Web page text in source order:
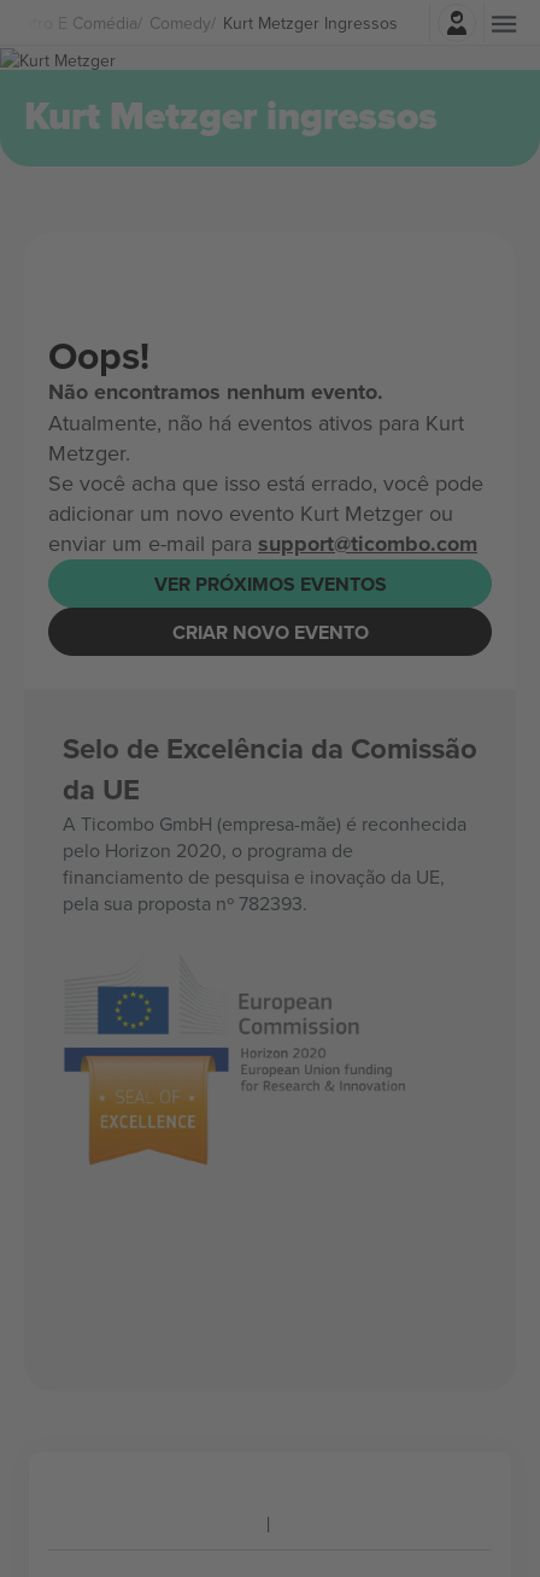
Teatro E Comédia Comedy Kurt Metzger Ingressos
Entrar
Kurt Metzger ingressos
Oops!
Não encontramos nenhum evento.
Atualmente, não há eventos ativos para Kurt
Metzger.
Se você acha que isso está errado, você pode
adicionar um novo evento Kurt Metzger ou
enviar um e-mail para support@ticombo.com
VER PRÓXIMOS EVENTOS
CRIAR NOVO EVENTO
Selo de Excelência da Comissão
da UE
A Ticombo GmbH (empresa-mãe) é reconhecida
pelo Horizon 2020, o programa de
financiamento de pesquisa e inovação da UE,
pela sua proposta nº 782393.